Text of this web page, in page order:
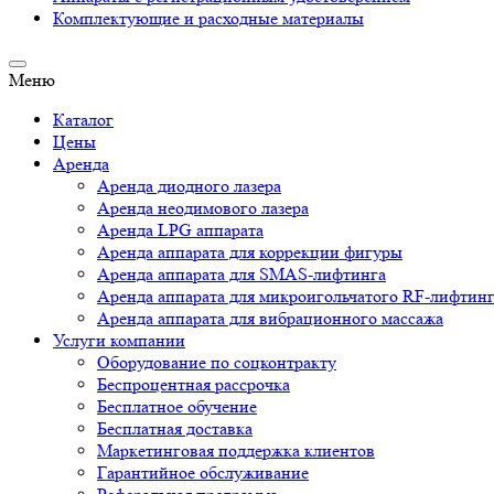
Комплектующие и расходные материалы
Меню
Каталог
Цены
Аренда
Аренда диодного лазера
Аренда неодимового лазера
Аренда LPG аппарата
Аренда аппарата для коррекции фигуры
Аренда аппарата для SMAS-лифтинга
Аренда аппарата для микроигольчатого RF-
Аренда аппарата для вибрационного массажа
Услуги компании
Оборудование по соцконтракту
Беспроцентная рассрочка
Бесплатное обучение
Бесплатная доставка
Маркетинговая поддержка клиентов
Гарантийное обслуживание